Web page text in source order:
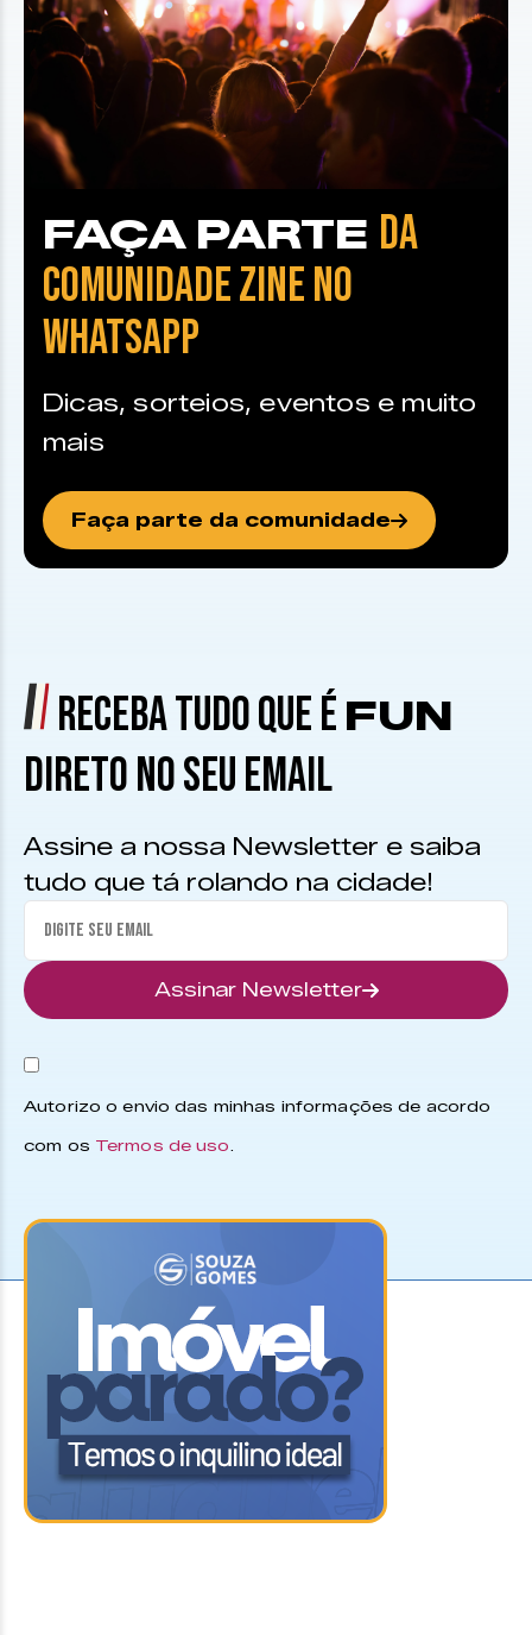
FAÇA PARTE DA
COMUNIDADE ZINE NO
WHATSAPP
Dicas, sorteios, eventos e muito
mais
Faça parte da comunidade
RECEBA TUDO QUE É FUN
DIRETO NO SEU EMAIL
Assine a nossa Newsletter e saiba
tudo que tá rolando na cidade!
Assinar Newsletter
Autorizo o envio das minhas informações de acordo
com os Termos de uso.